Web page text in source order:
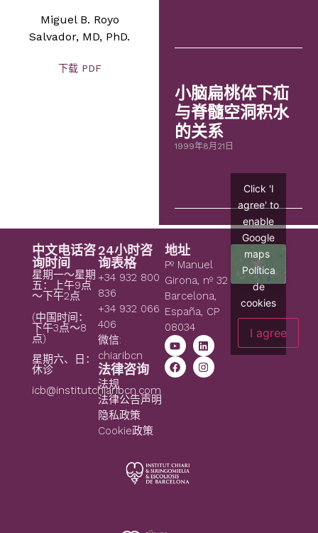
Miguel B. Royo
Salvador, MD, PhD.
下载 PDF
小脑扁桃体下疝
与脊髓空洞积水
的关系
1999年8月21日
中文电话咨
询时间
星期一～星期
五：上午9点
～下午2点
(中国时间：
下午3点～8
点)
星期六、日：
休诊
icb@institutchiaribcn.com
24小时咨
询表格
+34 932 800
836
+34 932 066
406
微信:
chiaribcn
法律咨询
法规
法律公告声明
隐私政策
Cookie政策
地址
Pº Manuel
Girona, nº 32
Barcelona,
España, CP
08034
Click 'I
agree' to
enable
Google
maps
Política
de
cookies
I agree